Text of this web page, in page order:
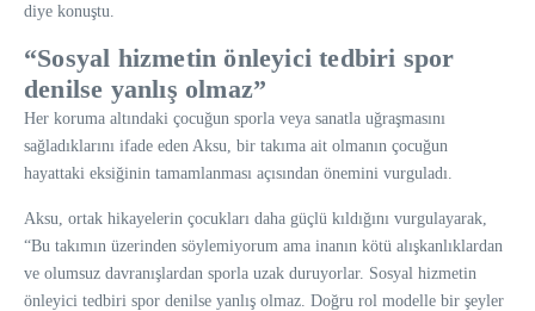
diye konuştu.
“Sosyal hizmetin önleyici tedbiri spor
denilse yanlış olmaz”
Her koruma altındaki çocuğun sporla veya sanatla uğraşmasını
sağladıklarını ifade eden Aksu, bir takıma ait olmanın çocuğun
hayattaki eksiğinin tamamlanması açısından önemini vurguladı.
Aksu, ortak hikayelerin çocukları daha güçlü kıldığını vurgulayarak,
“Bu takımın üzerinden söylemiyorum ama inanın kötü alışkanlıklardan
ve olumsuz davranışlardan sporla uzak duruyorlar. Sosyal hizmetin
önleyici tedbiri spor denilse yanlış olmaz. Doğru rol modelle bir şeyler